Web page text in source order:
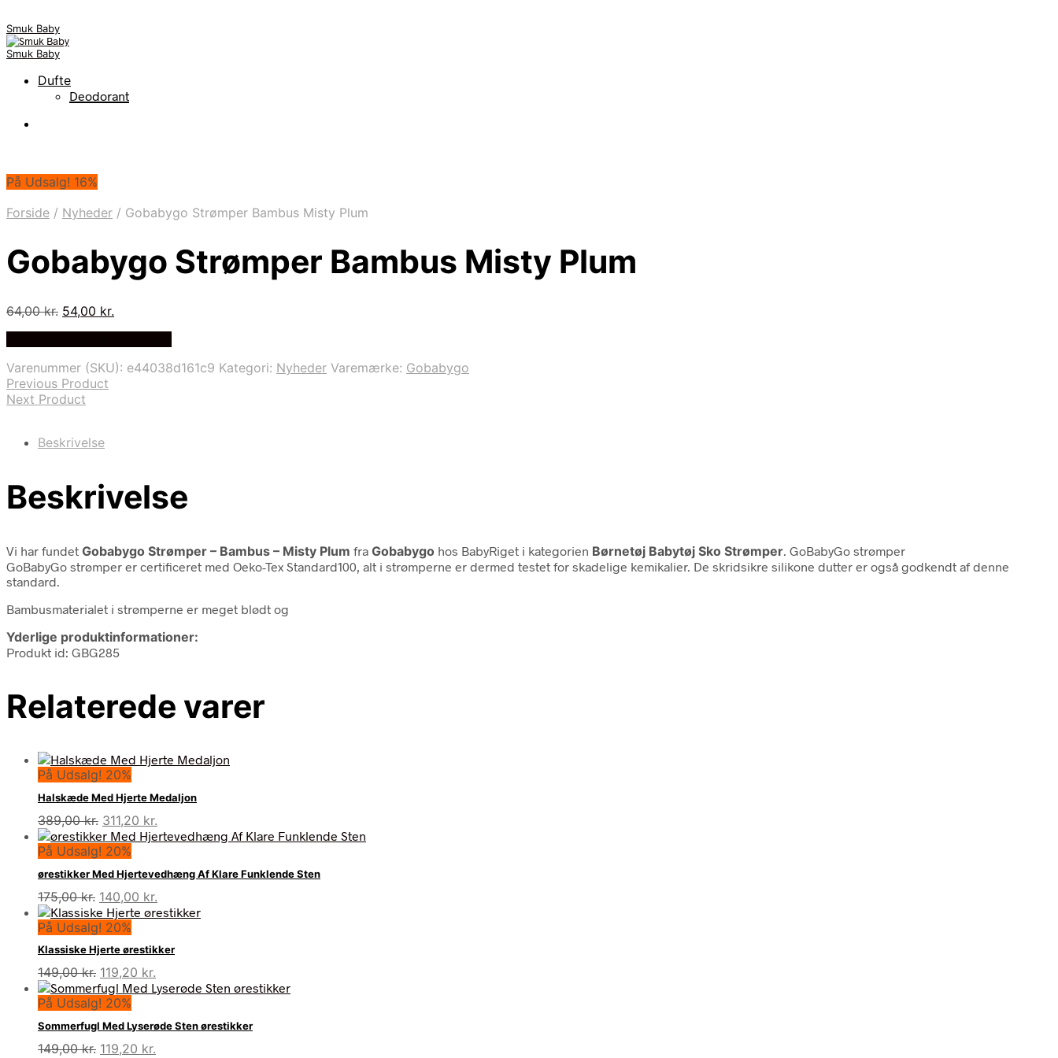
Smuk Baby
Smuk Baby
Dufte
Deodorant
På Udsalg! 16%
Forside / Nyheder / Gobabygo Strømper Bambus Misty Plum
Gobabygo Strømper Bambus Misty Plum
64,00kr. Den
64,00 kr..
54,00 kr.
54,00 kr..
Varenummer (SKU): e44038d161c9 Kategori: Nyheder Varemærke: Gobabygo
Previous Product
Next Product
Beskrivelse
Beskrivelse
Vi har fundet Gobabygo Strømper – Bambus – Misty Plum fra Gobabygo hos BabyRiget i kategorien Børnetøj Babytøj Sko Strømper . GoBabyGo strømper
GoBabyGo strømper er certificeret med Oeko-Tex Standard100, alt i strømperne er dermed testet for skadelige kemikalier. De skridsikre silikone dutter er også godkendt af denne
standard.
Bambusmaterialet i strømperne er meget blødt og
Yderlige produktinformationer:
Produkt id: GBG285
Relaterede varer
På Udsalg! 20%
Halskæde Med Hjerte Medaljon
389,00kr. Den
oprindelige
pris
var:
389,00 kr..
311,20 kr.
aktuelle
er:
311,20 kr..
På Udsalg! 20%
ørestikker Med Hjertevedhæng Af Klare Funklende Sten
175,00kr. Den
oprindelige
pris
var:
175,00 kr..
140,00 kr.
aktuelle
er:
140,00 kr..
På Udsalg! 20%
Klassiske Hjerte ørestikker
149,00kr. Den
oprindelige
pris
var:
149,00 kr..
119,20 kr.
aktuelle
er:
119,20 kr..
På Udsalg! 20%
Sommerfugl Med Lyserøde Sten ørestikker
149,00kr. Den
119,20 kr.